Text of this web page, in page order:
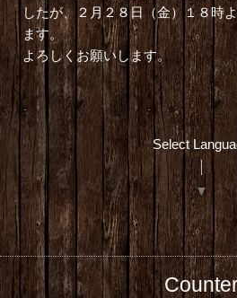
したが、２月２８日（金）１８時
ます。
よろしくお願いします。
Select
▼